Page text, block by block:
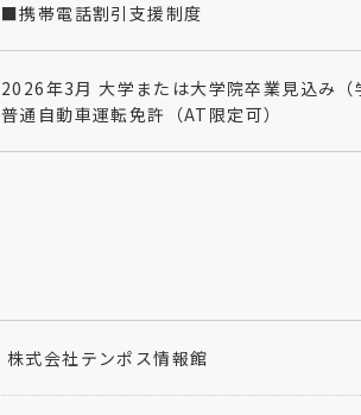
■携帯電話割引支援制度
2026年3月 大学または大学院卒業見込み（
普通自動車運転免許（AT限定可）​
株式会社テンポス情報館